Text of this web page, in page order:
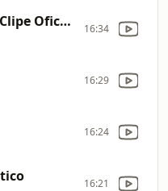
O Dono do Banco Clipe Oficial 16:34
16:29
16:24
16:21